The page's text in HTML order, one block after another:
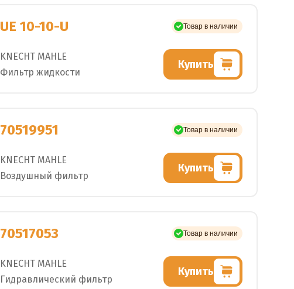
UE 10-10-U Товар в наличии
KNECHT MAHLE
Фильтр жидкости
Купить
70519951 Товар в наличии
KNECHT MAHLE
Воздушный фильтр
Купить
70517053 Товар в наличии
KNECHT MAHLE
Гидравлический фильтр
Купить